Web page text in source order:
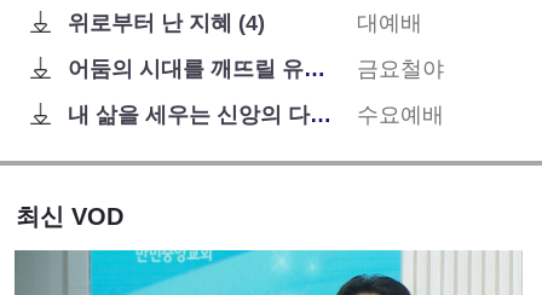
위로부터 난 지혜 (4)
대예배
어둠의 시대를 깨뜨릴 유일한 말씀 - 성결의 복음
금요철야
내 삶을 세우는 신앙의 다림줄
수요예배
최신 VOD